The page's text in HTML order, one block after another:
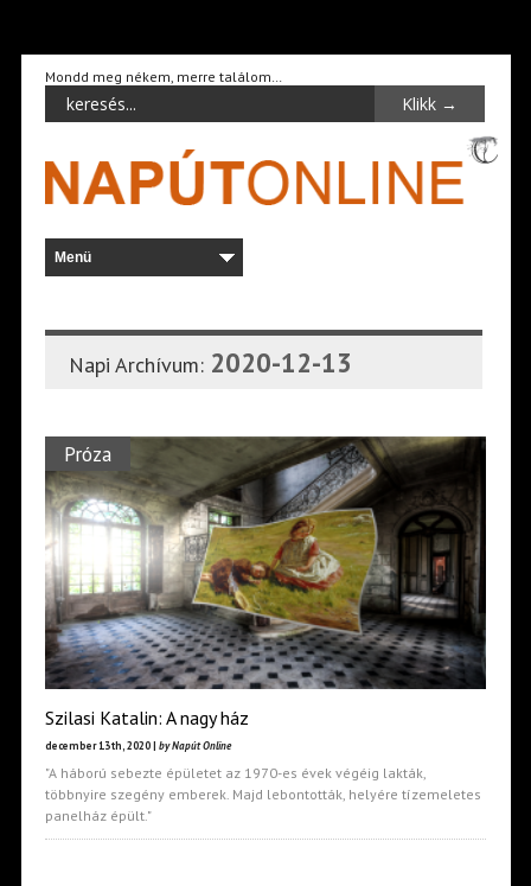
Mondd meg nékem, merre találom…
Napi Archívum: 2020-12-13
Próza
Szilasi Katalin: A nagy ház
december 13th, 2020 | by Napút Online
"A háború sebezte épületet az 1970-es évek végéig lakták,
többnyire szegény emberek. Majd lebontották, helyére tízemeletes
panelház épült."